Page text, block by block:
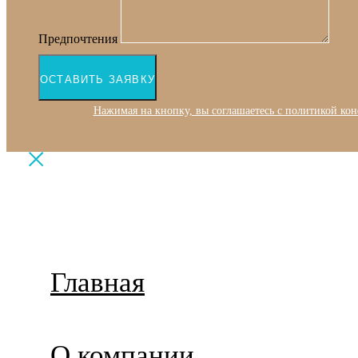
Предпочтения
ОСТАВИТЬ ЗАЯВКУ
Нажимая на кнопку, вы соглашаетесь с политикой
Главная